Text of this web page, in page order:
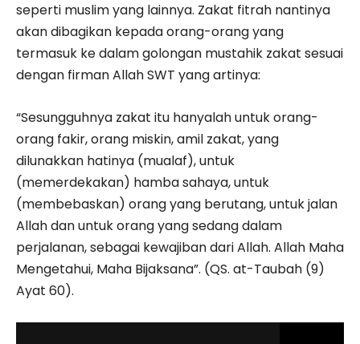
seperti muslim yang lainnya. Zakat fitrah nantinya
akan dibagikan kepada orang-orang yang
termasuk ke dalam golongan mustahik zakat sesuai
dengan firman Allah SWT yang artinya:
“Sesungguhnya zakat itu hanyalah untuk orang-
orang fakir, orang miskin, amil zakat, yang
dilunakkan hatinya (mualaf), untuk
(memerdekakan) hamba sahaya, untuk
(membebaskan) orang yang berutang, untuk jalan
Allah dan untuk orang yang sedang dalam
perjalanan, sebagai kewajiban dari Allah. Allah Maha
Mengetahui, Maha Bijaksana”. (QS. at-Taubah (9)
Ayat 60).